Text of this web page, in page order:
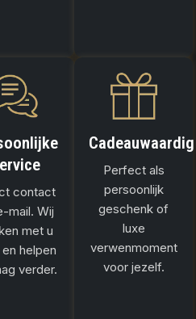
contact
mail. Wij
met u
helpen
verder.
Cadeauwaardig
Perfect als
persoonlijk
geschenk of
luxe
verwenmoment
voor jezelf.